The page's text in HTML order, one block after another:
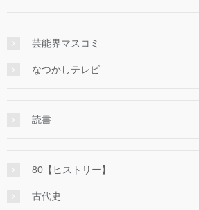
芸能界マスコミ
なつかしテレビ
読書
80【ヒストリー】
古代史